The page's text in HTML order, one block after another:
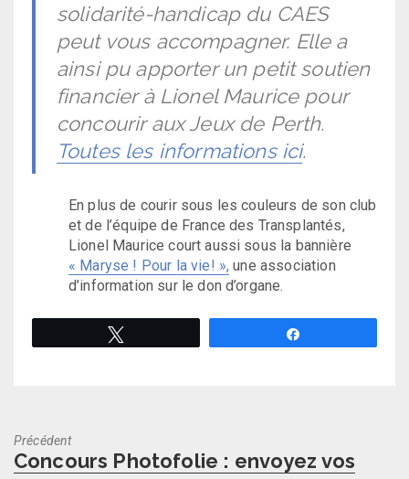
solidarité-handicap du CAES
peut vous accompagner. Elle a
ainsi pu apporter un petit soutien
financier à Lionel Maurice pour
concourir aux Jeux de Perth.
Toutes les informations ici.
En plus de courir sous les couleurs de son club
et de l’équipe de France des Transplantés,
Lionel Maurice court aussi sous la bannière
« Maryse ! Pour la vie! », une association
d’information sur le don d’organe.
Précédent
Previous
Concours Photofolie : envoyez vos